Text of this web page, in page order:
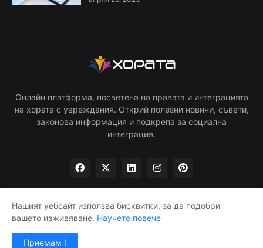
Онлайн платформа, посветена на правата и интеграцията
на хората с увреждания. Открий полезни новини, съвети,
законова информация и подкрепа за социална
интеграция.
Начало Общи условия Поверителност
Нашият уебсайт използва бисквитки, за да подобри
вашето изживяване. Научете повече
Приемам !